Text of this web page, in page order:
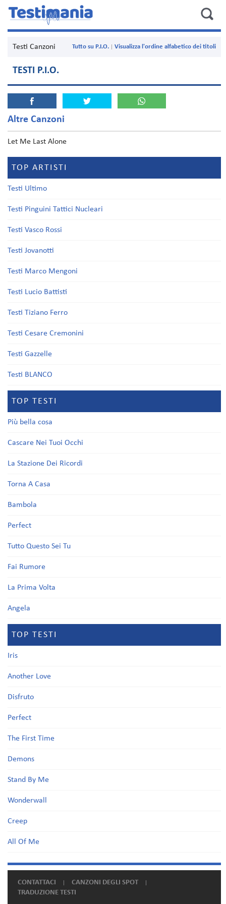
Testi Canzoni Visualizza l'ordine alfabetico dei titoli
Tutto su P.I.O.
TESTI P.I.O.
Altre Canzoni
Let Me Last Alone
TOP ARTISTI
Testi Ultimo
Testi Pinguini Tattici Nucleari
Testi Vasco Rossi
Testi Jovanotti
Testi Marco Mengoni
Testi Lucio Battisti
Testi Tiziano Ferro
Testi Cesare Cremonini
Testi Gazzelle
Testi BLANCO
TOP TESTI
Più bella cosa
Cascare Nei Tuoi Occhi
La Stazione Dei Ricordi
Torna A Casa
Bambola
Perfect
Tutto Questo Sei Tu
Fai Rumore
La Prima Volta
Angela
TOP TESTI
Iris
Another Love
Disfruto
Perfect
The First Time
Demons
Stand By Me
Wonderwall
Creep
All Of Me
CONTATTACI
CANZONI DEGLI SPOT
TRADUZIONE TESTI